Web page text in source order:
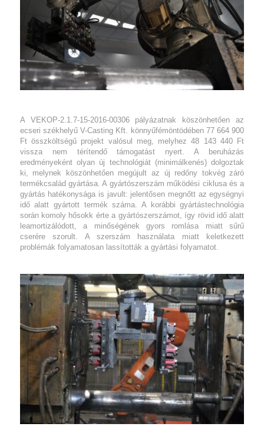
A VEKOP-2.1.7-15-2016-00306 pályázatnak
köszönhetően az
ecseri székhelyű V-Casting Kft.
könnyűfémöntödében 77 664 900
Ft összköltségű projekt valósul meg, melyhez 48 143 440 Ft
vissza nem térítendő támogatást nyert. A beruházás
eredményeként olyan új technológiát (minimálkenés)dolgoztak
ki, melynek köszönhetően megújult az új redőny tokvég záró
termékcsalád gyártása. A gyártószerszám működési ciklusa ésa
gyártás hatékonysága is javult: jelentősen megnőtt az egységnyi
idő alatt gyártott termék száma.A korábbi gyártástechnológia
során komoly hősokk érte a gyártószerszámot, így rövid idő alatt
leamortizálódott,a minőségének gyors romlása miatt sűrű
cseréreszorult. A szerszám használata miatt keletkezett
problémák folyamatosan lassították a gyártási folyamatot.